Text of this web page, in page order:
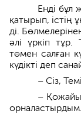
Енді бұл
қатырып,
ді.
әлі үркіп
төмен салған
күдікті деп
– Сіз,
–
орналастырдым.